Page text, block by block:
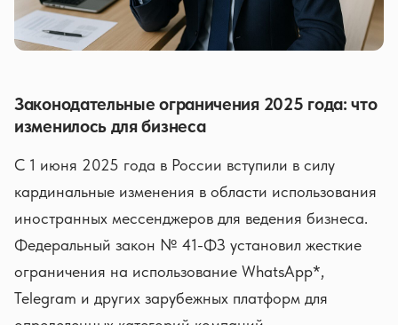
Законодательные ограничения 2025 года: что
изменилось для бизнеса
С 1 июня 2025 года в России вступили в силу
кардинальные изменения в области использования
иностранных мессенджеров для ведения бизнеса.
Федеральный закон № 41-ФЗ установил жесткие
ограничения на использование WhatsApp*,
Telegram и других зарубежных платформ для